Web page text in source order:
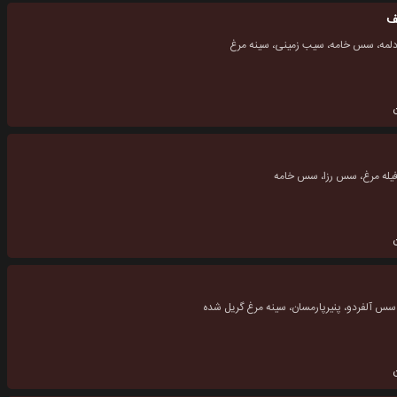
دلمه، سس خامه، سیب زمینی، سینه مرغ
فیله مرغ، سس رزا، سس خامه
سس آلفردو، پنیرپارمسان، سینه مرغ گریل شده